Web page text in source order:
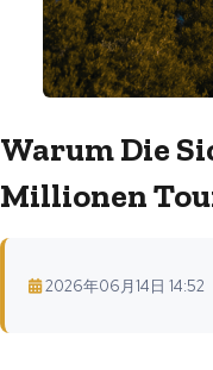
Warum Die
Millionen
2026年06月14日 14:52